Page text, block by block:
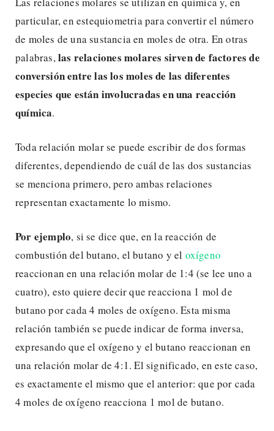
particular, en estequiometria para convertir el número
de moles de una sustancia en moles de otra. En otras
palabras,las relaciones molares sirven de factores de
conversión entre las los moles de las diferentes
especies que están involucradas en una reacción
química.
Toda relación molar se puede escribir de dos formas
diferentes, dependiendo de cuál de las dos sustancias
se menciona primero, pero ambas relaciones
representan exactamente lo mismo.
Por ejemplo, si se dice que, en la reacción de
combustión del butano, el butano y el oxígeno
reaccionan en una relación molar de 1:4 (se lee uno a
cuatro), esto quiere decir que reacciona 1 mol de
butano por cada 4 moles de oxígeno. Esta misma
relación también se puede indicar de forma inversa,
expresando que el oxígeno y el butano reaccionan en
una relación molar de 4:1. El significado, en este caso,
es exactamente el mismo que el anterior: que por cada
4 moles de oxígeno reacciona 1 mol de butano.